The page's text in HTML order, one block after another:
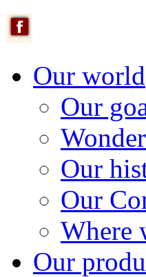
Our world
Our
Our
Our
Where
Our